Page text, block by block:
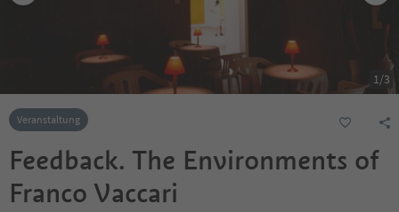
1/3
Veranstaltung
Feedback. The Environments of
Franco Vaccari